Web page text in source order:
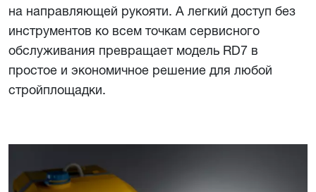
на направляющей рукояти. А легкий доступ без
инструментов ко всем точкам сервисного
обслуживания превращает модель RD7 в
простое и экономичное решение для любой
стройплощадки.